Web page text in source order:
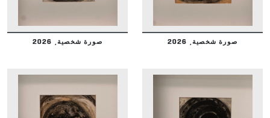
صورة شخصية, 2026 صورة شخصية, 2026